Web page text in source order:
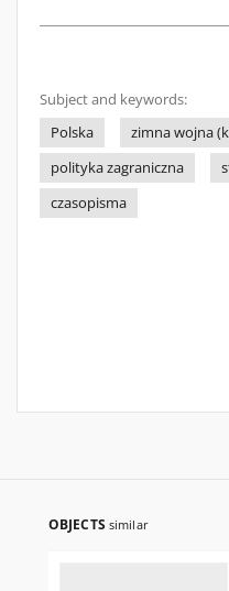
Subject and keywords:
Polska
zimna wojna
polityka zagraniczna
czasopisma
OBJECTS similar